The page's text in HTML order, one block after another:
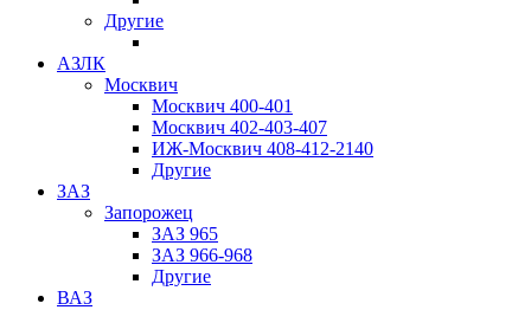
Другие
АЗЛК
Москвич
Москвич 400-401
Москвич 402-403-407
ИЖ-Москвич 408-412-2140
Другие
ЗАЗ
Запорожец
ЗАЗ 965
ЗАЗ 966-968
Другие
ВАЗ